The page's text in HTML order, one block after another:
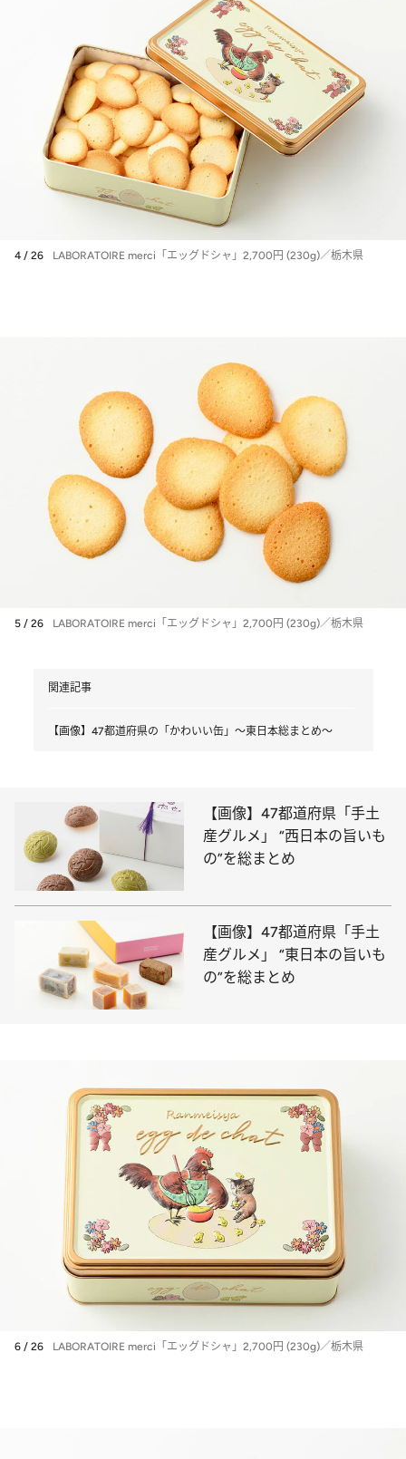
4 / 26 LABORATOIRE merci「エッグドシャ」2,700円 (230g)／栃木県
5 / 26 LABORATOIRE merci「エッグドシャ」2,700円 (230g)／栃木県
関連記事
【画像】47都道府県の「かわいい缶」～東日本総まとめ～
【画像】47都道府県「手土
産グルメ」 “西日本の旨いも
の”を総まとめ
【画像】47都道府県「手土
産グルメ」 “東日本の旨いも
の”を総まとめ
6 / 26 LABORATOIRE merci「エッグドシャ」2,700円 (230g)／栃木県